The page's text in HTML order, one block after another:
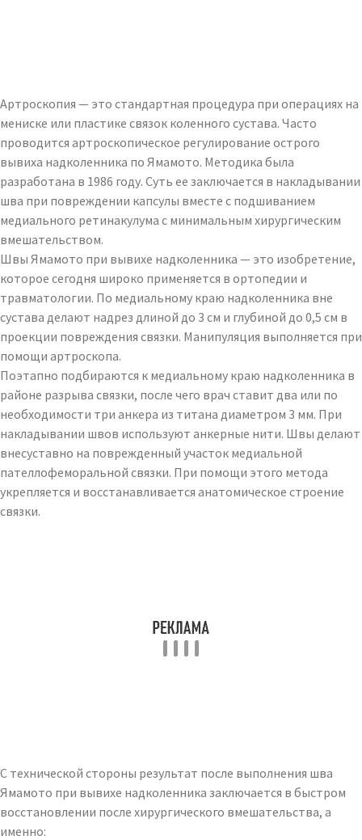
Артроскопия — это стандартная процедура при операциях на
мениске или пластике связок коленного сустава. Часто
проводится артроскопическое регулирование острого
вывиха надколенника по Ямамото. Методика была
разработана в 1986 году. Суть ее заключается в накладывании
шва при повреждении капсулы вместе с подшиванием
медиального ретинакулума с минимальным хирургическим
вмешательством.
Швы Ямамото при вывихе надколенника — это изобретение,
которое сегодня широко применяется в ортопедии и
травматологии. По медиальному краю надколенника вне
сустава делают надрез длиной до 3 см и глубиной до 0,5 см в
проекции повреждения связки. Манипуляция выполняется при
помощи артроскопа.
Поэтапно подбираются к медиальному краю надколенника в
районе разрыва связки, после чего врач ставит два или по
необходимости три анкера из титана диаметром 3 мм. При
накладывании швов используют анкерные нити. Швы делают
внесуставно на поврежденный участок медиальной
пателлофеморальной связки. При помощи этого метода
укрепляется и восстанавливается анатомическое строение
связки.
С технической стороны результат после выполнения шва
Ямамото при вывихе надколенника заключается в быстром
восстановлении после хирургического вмешательства, а
именно: